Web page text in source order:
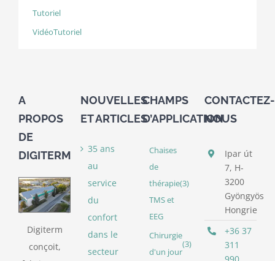
Tutoriel
VidéoTutoriel
A
PROPOS
DE
DIGITERM
Digiterm
conçoit,
NOUVELLES
ET ARTICLES
35 ans
au
service
du
confort
dans le
secteur
CHAMPS
D’APPLICATION
Chaises
de
thérapie
TMS et
EEG
(3)
Chirurgie
d'un jour
(3)
CONTACTEZ-
NOUS
Ipar út
7, H-
3200
Gyöngyös
Hongrie
+36 37
311